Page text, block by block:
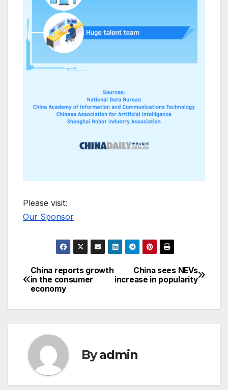
Please visit:
Our Sponsor
Post
navigation
China sees NEVs
increase in popularity
China reports growth
in the consumer
economy
Byadmin